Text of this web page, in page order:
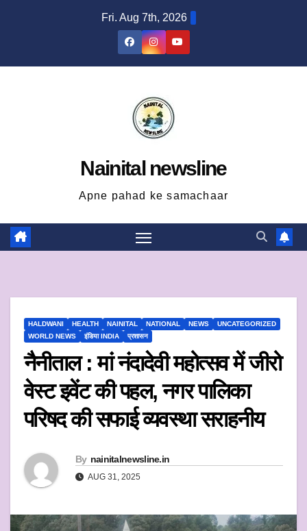
Fri. Aug 7th, 2026
Nainital newsline
Apne pahad ke samachaar
HALDWANI HEALTH NAINITAL NATIONAL NEWS
UNCATEGORIZED
WORLD NEWS
इंडिया INDIA प्रशासन
नैनीताल : मां नंदादेवी महोत्सव में जीरो
वेस्ट इवेंट की पहल, नगर पालिका
परिषद की सफाई व्यवस्था सराहनीय
By nainitalnewsline.in
AUG 31, 2025